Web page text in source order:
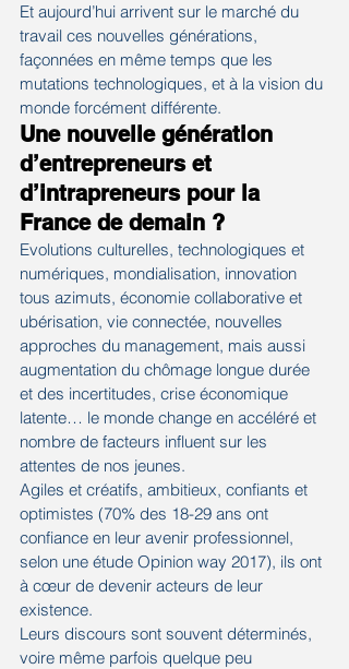
Et aujourd’hui arrivent sur le marché du
travail ces nouvelles générations,
façonnées en même temps que les
mutations technologiques, et à la vision du
monde forcément différente.
Une nouvelle génération
d’entrepreneurs et
d’intrapreneurs pour la
France de demain ?
Evolutions culturelles, technologiques et
numériques, mondialisation, innovation
tous azimuts, économie collaborative et
ubérisation, vie connectée, nouvelles
approches du management, mais aussi
augmentation du chômage longue durée
et des incertitudes, crise économique
latente… le monde change en accéléré et
nombre de facteurs influent sur les
attentes de nos jeunes.
Agiles et créatifs, ambitieux, confiants et
optimistes (70% des 18-29 ans ont
confiance en leur avenir professionnel,
selon une étude Opinion way 2017), ils ont
à cœur de devenir acteurs de leur
existence.
Leurs discours sont souvent déterminés,
voire même parfois quelque peu